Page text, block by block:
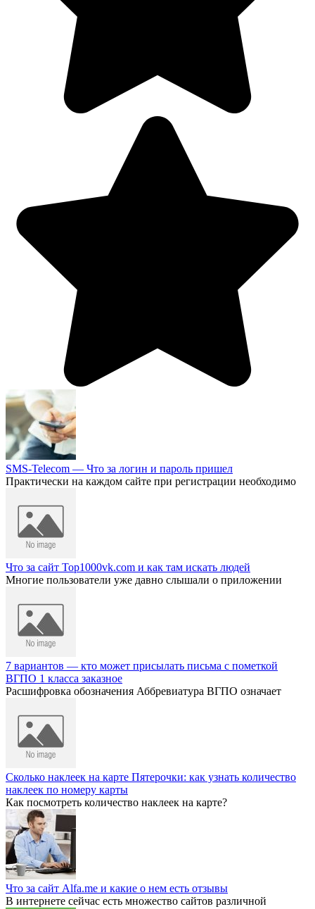
SMS-Telecom — Что за логин и пароль пришел
Практически на каждом сайте при регистрации необходимо
Что за сайт Top1000vk.com и как там искать людей
Многие пользователи уже давно слышали о приложении
7 вариантов — кто может присылать письма с пометкой
ВГПО 1 класса заказное
Расшифровка обозначения Аббревиатура ВГПО означает
Сколько наклеек на карте Пятерочки: как узнать количество
наклеек по номеру карты
Как посмотреть количество наклеек на карте?
Что за сайт Alfa.me и какие о нем есть отзывы
В интернете сейчас есть множество сайтов различной